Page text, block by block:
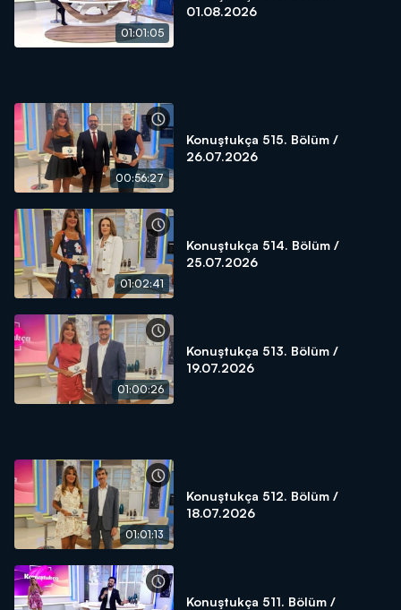
01:01:05
01.08.2026
00:56:27
Konuştukça 515. Bölüm /
26.07.2026
01:02:41
Konuştukça 514. Bölüm /
25.07.2026
01:00:26
Konuştukça 513. Bölüm /
19.07.2026
01:01:13
Konuştukça 512. Bölüm /
18.07.2026
Konuştukça 511. Bölüm /